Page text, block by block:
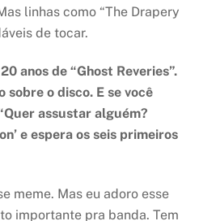
linhas como “The Drapery
de tocar.
anos de “Ghost Reveries”.
sobre o disco. E se você
assustar alguém?
e espera os seis primeiros
meme. Mas eu adoro esse
importante pra banda. Tem